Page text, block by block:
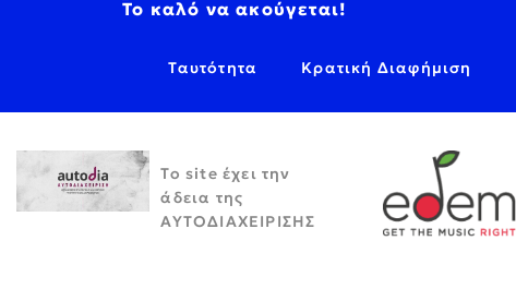
Το καλό να ακούγεται!
Ταυτότητα Κρατική Διαφήμιση
Το site έχει την
άδεια της
ΑΥΤΟΔΙΑΧΕΙΡΙΣΗΣ